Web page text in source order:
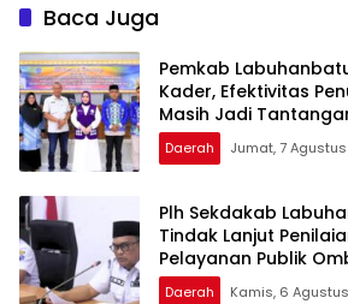
Baca Juga
Pemkab
Kader, Efektivitas
Masih Jadi
Daerah Jumat, 7 Agustus
Plh Sekdakab
Tindak Lanjut
Pelayanan Publik
Daerah Kamis, 6